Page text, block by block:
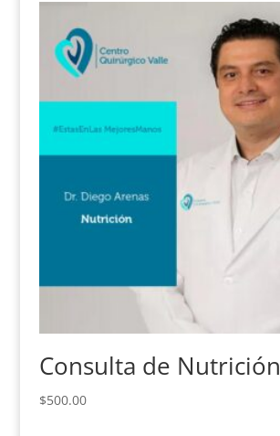
Consulta de Nutrición
$500.00